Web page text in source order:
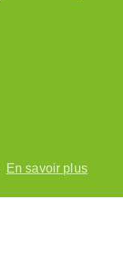
En savoir plus